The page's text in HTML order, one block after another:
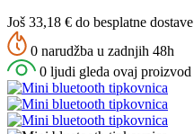
Još 33,18 € do besplatne dostave
0 narudžba u zadnjih 48h
0 ljudi gleda ovaj proizvod